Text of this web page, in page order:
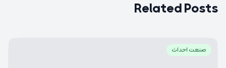
Related Posts
صنعت احداث